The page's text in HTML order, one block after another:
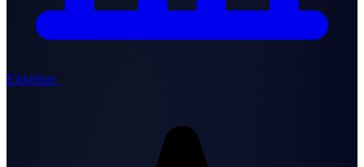
Elektriker ·